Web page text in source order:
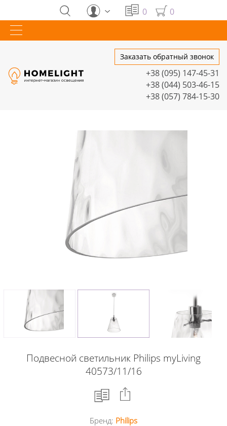
0 0
Заказать обратный звонок
+38 (095) 147-45-31
+38 (044) 503-46-15
+38 (057) 784-15-30
Подвесной светильник Philips myLiving
40573/11/16
Бренд: Philips